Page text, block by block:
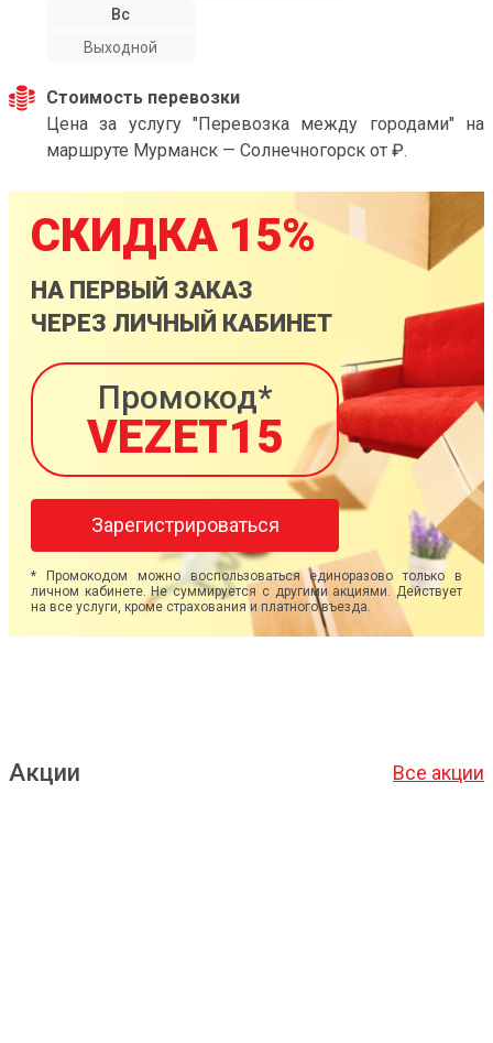
Вс
Выходной
Стоимость перевозки
Цена за услугу "Перевозка между городами" на
маршруте Мурманск — Солнечногорск от ₽.
СКИДКА 15%
НА ПЕРВЫЙ ЗАКАЗ
ЧЕРЕЗ ЛИЧНЫЙ КАБИНЕТ
Промокод*
VEZET15
Зарегистрироваться
* Промокодом можно воспользоваться единоразово только в
личном кабинете. Не суммируется с другими акциями. Действует
на все услуги, кроме страхования и платного въезда.
Акции Все акции